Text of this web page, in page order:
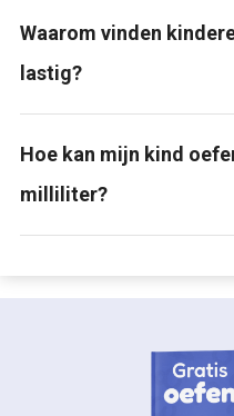
Waarom vinden
lastig?
Hoe kan mijn kind
milliliter?